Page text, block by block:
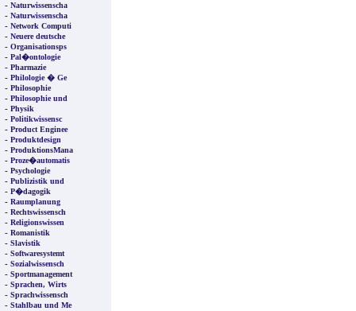
- Naturwissenscha
- Naturwissenscha
- Network Computi
- Neuere deutsche
- Organisationsps
- Pal�ontologie
- Pharmazie
- Philologie � Ge
- Philosophie
- Philosophie und
- Physik
- Politikwissensc
- Product Enginee
- Produktdesign
- ProduktionsMana
- Proze�automatis
- Psychologie
- Publizistik und
- P�dagogik
- Raumplanung
- Rechtswissensch
- Religionswissen
- Romanistik
- Slavistik
- Softwaresystemt
- Sozialwissensch
- Sportmanagement
- Sprachen, Wirts
- Sprachwissensch
- Stahlbau und Me